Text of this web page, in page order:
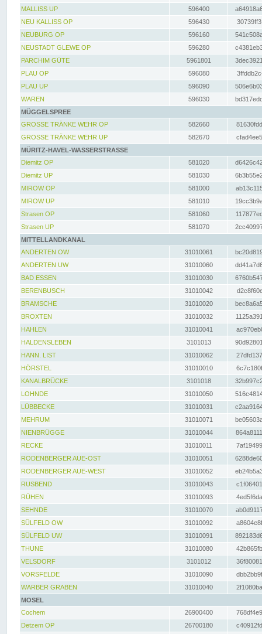
MALLISS UP
596400
NEU KALLISS OP
596430
NEUBURG OP
596160
NEUSTADT GLEWE OP
596280
PARCHIM GÜTE
5961801
PLAU OP
596080
PLAU UP
596090
WAREN
596030
MÜGGELSPREE
GROSSE TRÄNKE WEHR OP
582660
GROSSE TRÄNKE WEHR UP
582670
MÜRITZ-HAVEL-WASSERSTRASSE
Diemitz OP
581020
Diemitz UP
581030
MIROW OP
581000
MIROW UP
581010
Strasen OP
581060
Strasen UP
581070
MITTELLANDKANAL
ANDERTEN OW
31010061
ANDERTEN UW
31010060
BAD ESSEN
31010030
BERENBUSCH
31010042
BRAMSCHE
31010020
BROXTEN
31010032
HAHLEN
31010041
HALDENSLEBEN
3101013
HANN. LIST
31010062
HÖRSTEL
31010010
KANALBRÜCKE
3101018
LOHNDE
31010050
LÜBBECKE
31010031
MEHRUM
31010071
NIENBRÜGGE
31010044
RECKE
31010011
RODENBERGER AUE-OST
31010051
RODENBERGER AUE-WEST
31010052
RUSBEND
31010043
RÜHEN
31010093
SEHNDE
31010070
SÜLFELD OW
31010092
SÜLFELD UW
31010091
THUNE
31010080
VELSDORF
3101012
VORSFELDE
31010090
WARBER GRABEN
31010040
MOSEL
Cochem
26900400
Detzem OP
26700180